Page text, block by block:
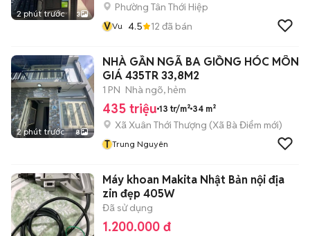
2 phút trước 3
Phường Tân Thới Hiệp
VVu 4.5 12 đã bán
2 phút trước 8
NHÀ GẦN NGÃ BA GIỒNG HÓC MÔN
GIÁ 435TR 33,8M2
1 PN Nhà ngõ, hẻm
435 triệu 13 tr/m² 34 m²
Xã Xuân Thới Thượng (Xã Bà Điểm mới)
T Trung Nguyên
Máy khoan Makita Nhật Bản nội địa
zin đẹp 405W
Đã sử dụng
1.200.000 đ